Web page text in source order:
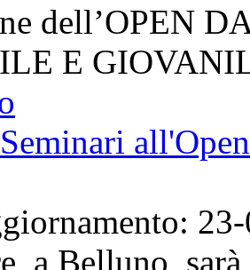
dell’OPEN
E
a Belluno,